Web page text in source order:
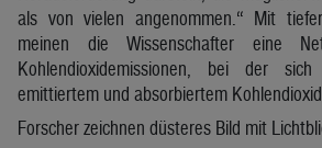
als von vielen angenommen.“ Mit
meinen die Wissenschafter eine
Kohlendioxidemissionen, bei der
emittiertem und absorbiertem
Forscher zeichnen düsteres Bild mit